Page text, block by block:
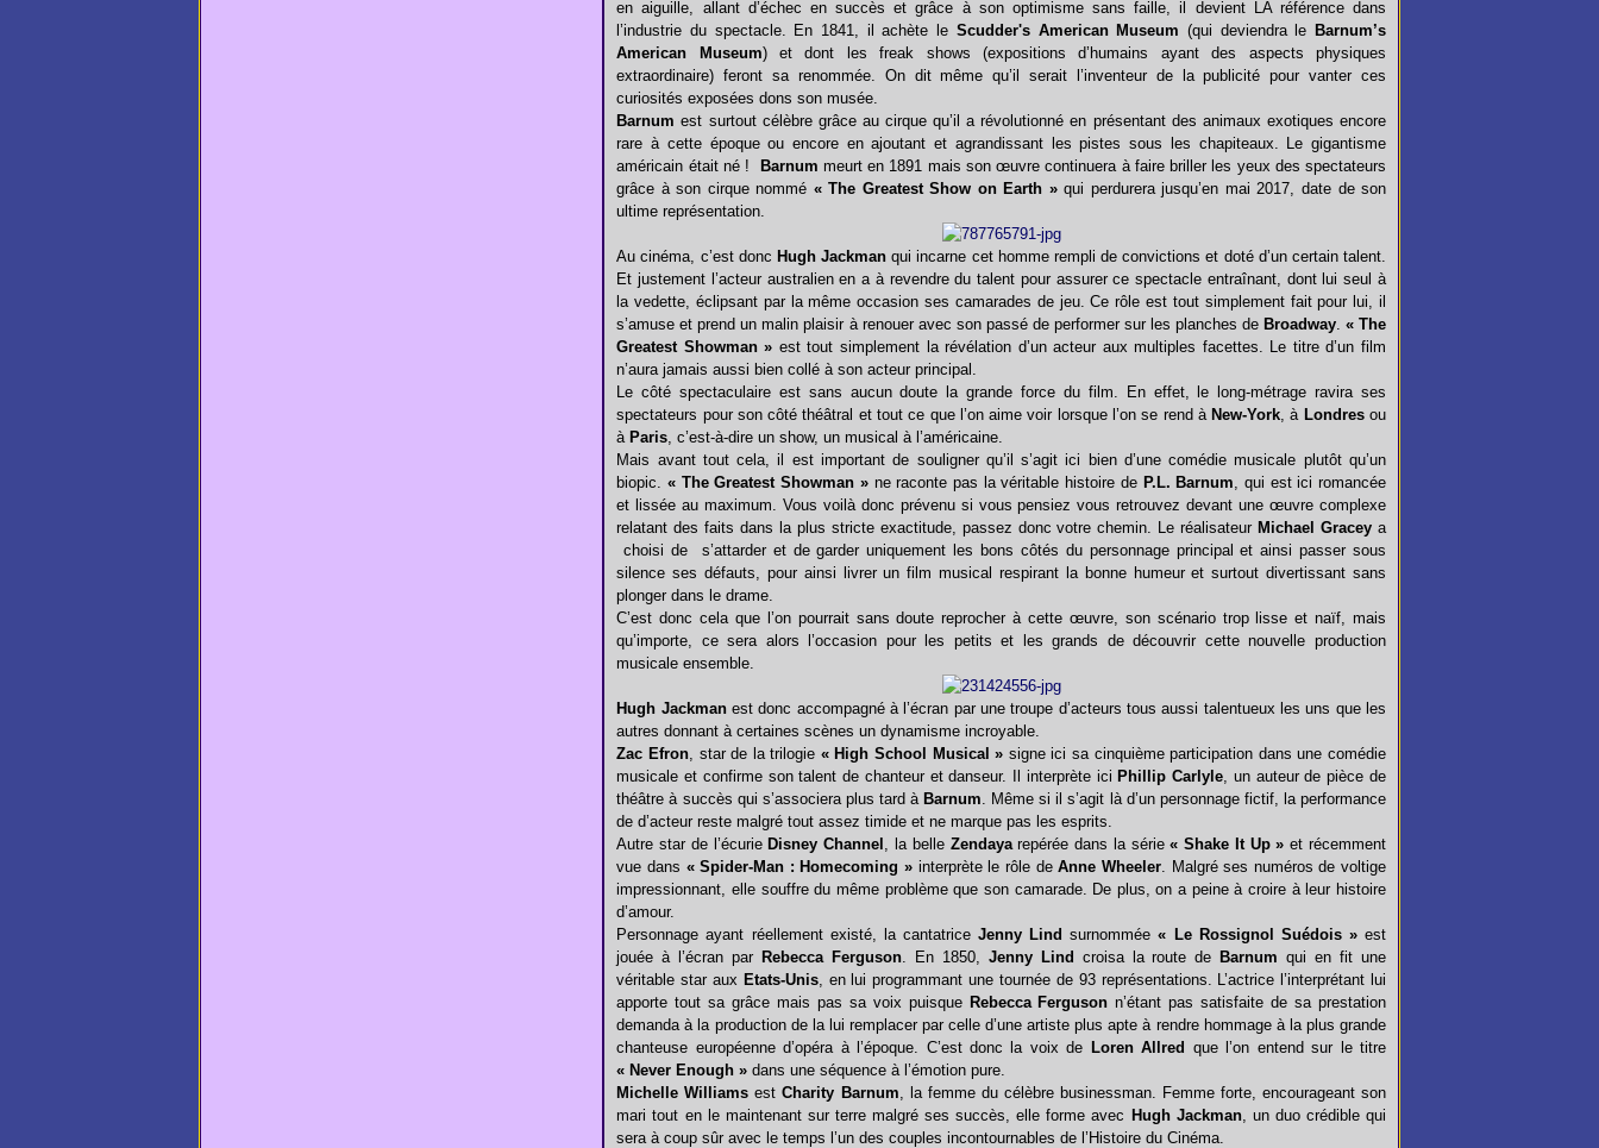
en aiguille, allant d’échec en succès et grâce à son optimisme sans faille, il devient LA référence dans
l’industrie du spectacle. En 1841, il achète le Scudder's American Museum (qui deviendra le Barnum’s
American Museum) et dont les freak shows (expositions d’humains ayant des aspects physiques
extraordinaire) feront sa renommée. On dit même qu’il serait l’inventeur de la publicité pour vanter ces
curiosités exposées dons son musée.
Barnum est surtout célèbre grâce au cirque qu’il a révolutionné en présentant des animaux exotiques encore
rare à cette époque ou encore en ajoutant et agrandissant les pistes sous les chapiteaux. Le gigantisme
américain était né !
Barnum meurt en 1891 mais son œuvre continuera à faire briller les yeux des spectateurs
grâce à son cirque nommé « The Greatest Show on Earth »qui perdurera jusqu’en mai 2017, date de son
ultime représentation.
Au cinéma, c’est donc Hugh Jackman qui incarne cet homme rempli de convictions et doté d’un certain talent.
Et justement l’acteur australien en a à revendre du talent pour assurer ce spectacle entraînant, dont lui seul à
la vedette, éclipsant par la même occasion ses camarades de jeu. Ce rôle est tout simplement fait pour lui, il
s’amuse et prend un malin plaisir à renouer avec son passé de performer sur les planches de Broadway. « The
Greatest Showman » est tout simplement la révélation d’un acteur aux multiples facettes. Le titre d’un film
n’aura jamais aussi bien collé à son acteur principal.
Le côté spectaculaire est sans aucun doute la grande force du film. En effet, le long-métrage ravira ses
spectateurs pour son côté théâtral et tout ce que l’on aime voir lorsque l’on se rend à New-York, à Londresou
à Paris, c’est-à-dire un show, un musical à l’américaine.
Mais avant tout cela, il est important de souligner qu’il s’agit ici bien d’une comédie musicale plutôt qu’un
biopic.« The Greatest Showman »ne raconte pas la véritable histoire de P.L. Barnum, qui est ici romancée
et lissée au maximum. Vous voilà donc prévenu si vous pensiez vous retrouvez devant une œuvre complexe
relatant des faits dans la plus stricte exactitude, passez donc votre chemin. Le réalisateur Michael Gracey a
choisi de s’attarder et de garder uniquement les bons côtés du personnage principal et ainsi passer sous
silence ses défauts, pour ainsi livrer un film musical respirant la bonne humeur et surtout divertissant sans
plonger dans le drame.
C’est donc cela que l’on pourrait sans doute reprocher à cette œuvre, son scénario trop lisse et naïf, mais
qu’importe, ce sera alors l’occasion pour les petits et les grands de découvrir cette nouvelle production
musicale ensemble.
Hugh Jackmanest donc accompagné à l’écran par une troupe d’acteurs tous aussi talentueux les uns que les
autres donnant à certaines scènes un dynamisme incroyable.
Zac Efron, star de la trilogie « High School Musical » signe ici sa cinquième participation dans une comédie
musicale et confirme son talent de chanteur et danseur. Il interprète ici Phillip Carlyle, un auteur de pièce de
théâtre à succès qui s’associera plus tard à Barnum. Même si il s’agit là d’un personnage fictif, la performance
de d’acteur reste malgré tout assez timide et ne marque pas les esprits.
Autre star de l’écurieDisney Channel , la belle Zendayarepérée dans la série« Shake It Up » et récemment
vue dans « Spider-Man : Homecoming » interprète le rôle deAnne Wheeler. Malgré ses numéros de voltige
impressionnant, elle souffre du même problème que son camarade. De plus, on a peine à croire à leur histoire
d’amour.
Personnage ayant réellement existé, la cantatriceJenny Lind surnommée« Le Rossignol Suédois »est
jouée à l’écran par Rebecca Ferguson. En 1850, Jenny Lind croisa la route de Barnum qui en fit une
véritable star aux Etats-Unis, en lui programmant une tournée de 93 représentations. L’actrice l’interprétant lui
apporte tout sa grâce mais pas sa voix puisque Rebecca Ferguson n’étant pas satisfaite de sa prestation
demanda à la production de la lui remplacer par celle d’une artiste plus apte à rendre hommage à la plus grande
chanteuse européenne d’opéra à l’époque. C’est donc la voix de Loren Allred que l’on entend sur le titre
« Never Enough » dans une séquence à l’émotion pure.
Michelle Williams estCharity Barnum, la femme du célèbre businessman. Femme forte, encourageant son
mari tout en le maintenant sur terre malgré ses succès, elle forme avec Hugh Jackman, un duo crédible qui
sera à coup sûr avec le temps l’un des couples incontournables de l’Histoire du Cinéma.